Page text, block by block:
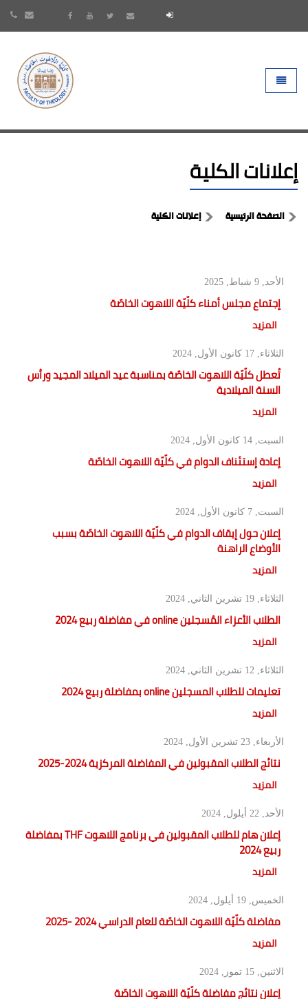
Toggle
إعلانات الكلية
الصفحة الرئيسية إعلانات الكلية
الأحد, 9 شباط, 2025
إجتماع مجلس أمناء كلّيّة اللاهوت الخاصّة
المزيد
الثلاثاء, 17 كانون الأول, 2024
تُعطل كلّيّة اللاهوت الخاصّة بمناسبة عيد الميلاد المجيد ورأس
السنة الميلادية
المزيد
السبت, 14 كانون الأول, 2024
إعادة إستئناف الدوام في كلّيّة اللاهوت الخاصّة
المزيد
السبت, 7 كانون الأول, 2024
إعلان حول إيقاف الدوام في كلّيّة اللاهوت الخاصّة بسبب
الأوضاع الراهنة
المزيد
الثلاثاء, 19 تشرين الثاني, 2024
الطلاب الأعزاء المُسجلين online في مفاضلة ربيع 2024
المزيد
الثلاثاء, 12 تشرين الثاني, 2024
تعليمات للطلاب المسجلين online بمفاضلة ربيع 2024
المزيد
الأربعاء, 23 تشرين الأول, 2024
نتائج الطلاب المقبولين في المفاضلة المركزية 2024-2025
المزيد
الأحد, 22 أيلول, 2024
إعلان هام للطلاب المقبولين في برنامج اللاهوت THF بمفاضلة
ربيع 2024
المزيد
الخميس, 19 أيلول, 2024
مفاضلة كلّيّة اللاهوت الخاصّة للعام الدراسي 2024 -2025
المزيد
الاثنين, 15 تموز, 2024
إعلان نتائج مفاضلة كلّيّة اللاهوت الخاصّة